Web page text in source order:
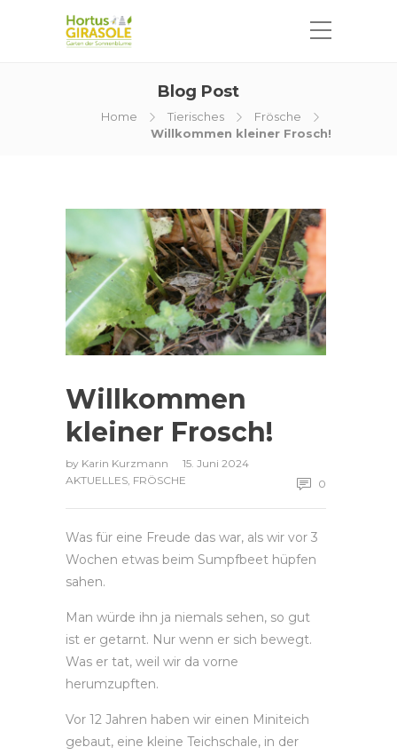
Blog Post
Home Tierisches
Frösche
Willkommen kleiner Frosch!
Willkommen
kleiner Frosch!
by Karin Kurzmann
15. Juni 2024
AKTUELLES, FRÖSCHE 0
Was für eine Freude das war, als wir vor 3
Wochen etwas beim Sumpfbeet hüpfen
sahen.
Man würde ihn ja niemals sehen, so gut
ist er getarnt. Nur wenn er sich bewegt.
Was er tat, weil wir da vorne
herumzupften.
Vor 12 Jahren haben wir einen Miniteich
gebaut, eine kleine Teichschale, in der